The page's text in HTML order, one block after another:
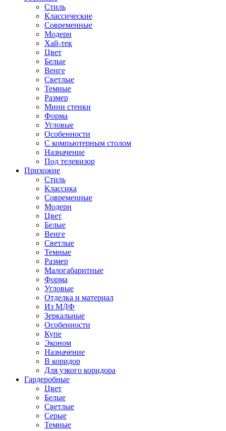
Стиль
Классические
Современные
Модерн
Хай-тек
Цвет
Белые
Венге
Светлые
Темные
Размер
Мини стенки
Форма
Угловые
Особенности
С компьютерным столом
Назначение
Под телевизор
Прихожие
Стиль
Классика
Современные
Модерн
Цвет
Белые
Венге
Светлые
Темные
Размер
Малогабаритные
Форма
Угловые
Отделка и материал
Из МДФ
Зеркальные
Особенности
Купе
Эконом
Назначение
В коридор
Для узкого коридора
Гардеробные
Цвет
Белые
Светлые
Серые
Темные